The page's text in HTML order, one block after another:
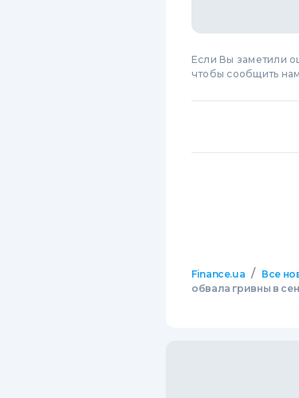
Если Вы заметили
чтобы сообщить
Finance.ua / Все
обвала гривны в